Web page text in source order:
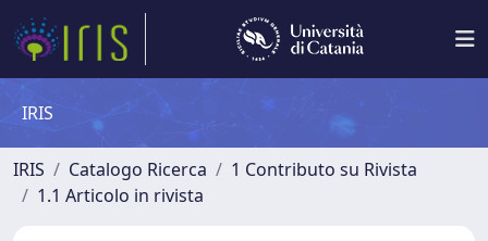
IRIS
IRIS Catalogo Ricerca
1 Contributo su Rivista
1.1 Articolo in rivista